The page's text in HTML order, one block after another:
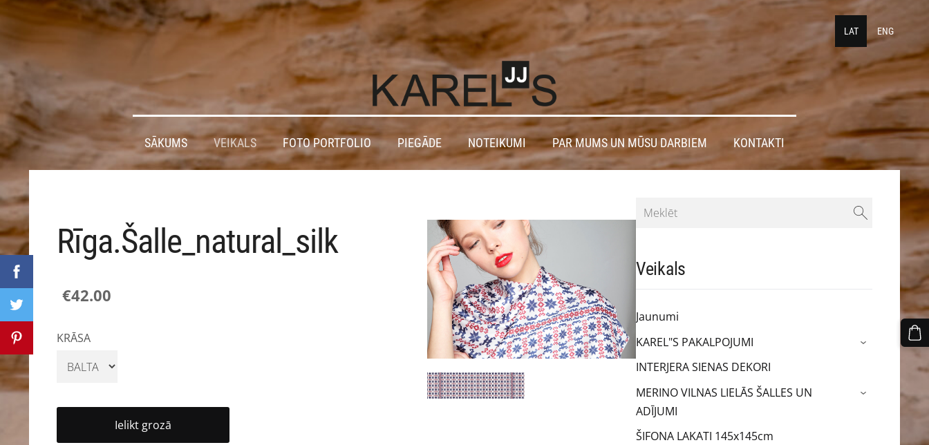
LAT ENG
SĀKUMS VEIKALS FOTO PORTFOLIO PIEGĀDE NOTEIKUMI PAR MUMS UN MŪSU DARBIEM KONTAKTI
Veikals
Jaunumi
KAREL"S PAKALPOJUMI
›
INTERJERA SIENAS DEKORI
MERINO VILNAS LIELĀS ŠALLES UN
ADĪJUMI
›
ŠIFONA LAKATI 145x145cm
Rīga.Šalle_natural_silk
€42.00
KRĀSA
Ielikt grozā